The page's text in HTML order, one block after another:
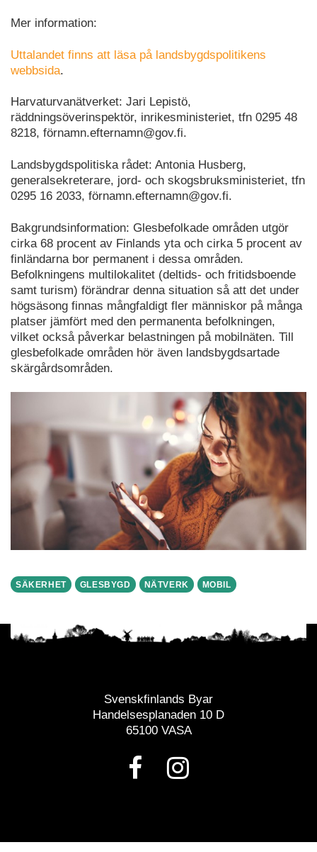
SÄKERHET GLESBYGD NÄTVERK MOBIL
Mer information:
Uttalandet finns att läsa på landsbygdspolitikens
webbsida.
Harvaturvanätverket: Jari Lepistö,
räddningsöverinspektör, inrikesministeriet, tfn 0295 48
8218, förnamn.efternamn@gov.fi.
Landsbygdspolitiska rådet: Antonia Husberg,
generalsekreterare, jord- och skogsbruksministeriet, tfn
0295 16 2033, förnamn.efternamn@gov.fi.
Bakgrundsinformation: Glesbefolkade områden utgör
cirka 68 procent av Finlands yta och cirka 5 procent av
finländarna bor permanent i dessa områden.
Befolkningens multilokalitet (deltids- och fritidsboende
samt turism) förändrar denna situation så att det under
högsäsong finnas mångfaldigt fler människor på många
platser jämfört med den permanenta befolkningen,
vilket också påverkar belastningen på mobilnäten. Till
glesbefolkade områden hör även landsbygdsartade
skärgårdsområden.
Svenskfinlands Byar
Handelsesplanaden 10 D
65100 VASA